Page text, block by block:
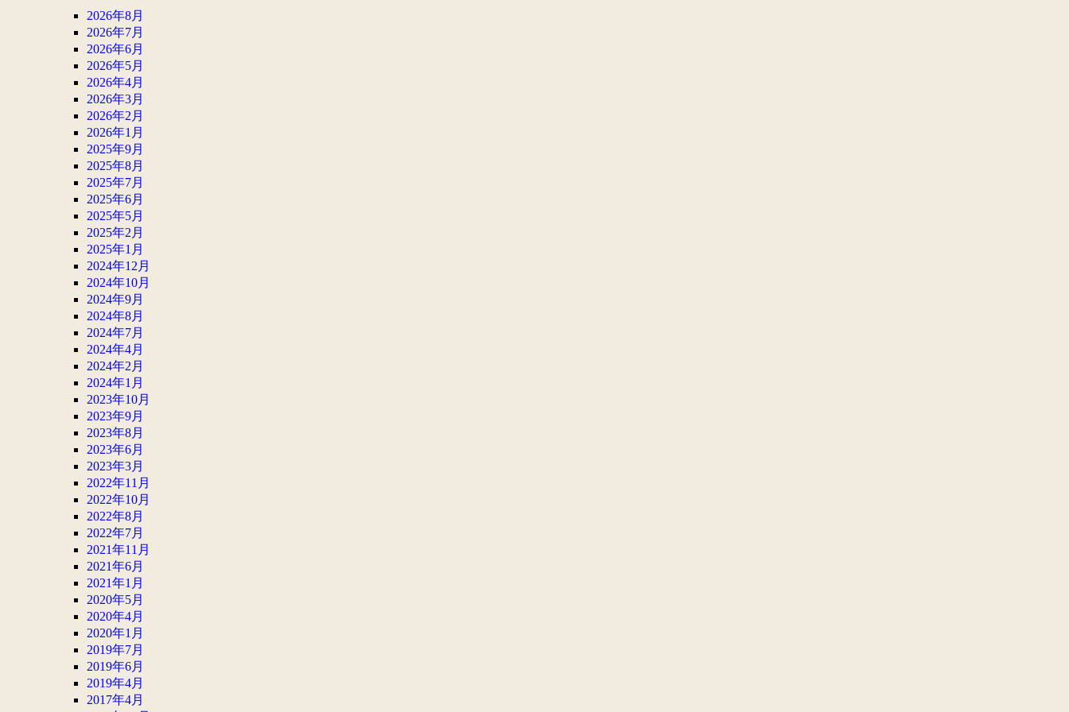
2026年8月
2026年7月
2026年6月
2026年5月
2026年4月
2026年3月
2026年2月
2026年1月
2025年9月
2025年8月
2025年7月
2025年6月
2025年5月
2025年2月
2025年1月
2024年12月
2024年10月
2024年9月
2024年8月
2024年7月
2024年4月
2024年2月
2024年1月
2023年10月
2023年9月
2023年8月
2023年6月
2023年3月
2022年11月
2022年10月
2022年8月
2022年7月
2021年11月
2021年6月
2021年1月
2020年5月
2020年4月
2020年1月
2019年7月
2019年6月
2019年4月
2017年4月